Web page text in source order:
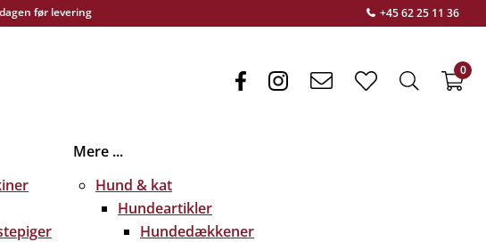
før levering +45 62 25 11 36
Mere ...
Hund & kat
Hundeartikler
Hundedækkener
facebookinstagramenvelopeheart
search0